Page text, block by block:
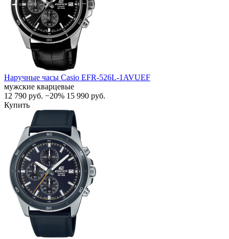
Наручные часы Casio EFR-526L-1AVUEF
мужские кварцевые
12 790 руб. −20% 15 990 руб.
Купить